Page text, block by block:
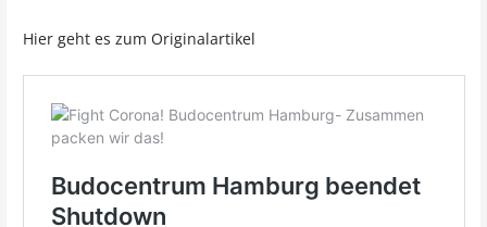
Hier geht es zum Originalartikel